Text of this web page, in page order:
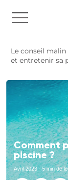
Le conseil malin
et entretenir sa
Comment
piscine ?
Avril 2023- 5 min de